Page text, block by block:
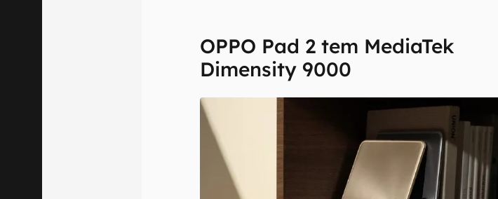
OPPO Pad 2 tem MediaTek
Dimensity 9000